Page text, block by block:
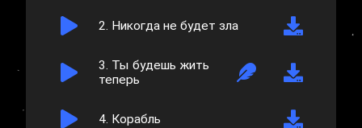
2. Никогда не будет зла
3. Ты будешь жить
теперь
4. Корабль